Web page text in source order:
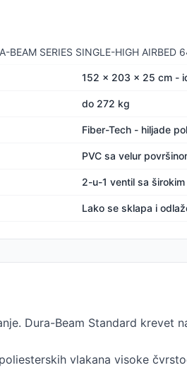
SERIES SINGLE-HIGH AIRBED
152 x 203 x 25 cm -
do 272 kg
Fiber-Tech - hiljade
PVC sa velur
2-u-1 ventil sa
Lako se sklapa i
Dura-Beam Standard
vlakana visoke